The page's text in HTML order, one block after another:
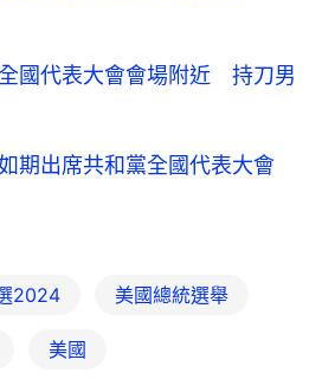
國代表大會會場附近 持刀男
期出席共和黨全國代表大會
2024 美國總統選舉
美國